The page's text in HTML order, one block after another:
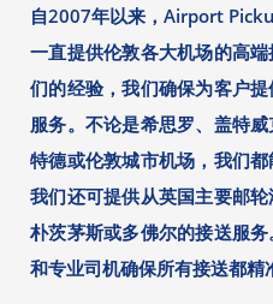
自2007年以来，Airport
一直提供伦敦各大机场的高
们的经验，我们确保为客户
服务。不论是希思罗、盖特
特德或伦敦城市机场，我们都
我们还可提供从英国主要邮轮
朴茨茅斯或多佛尔的接送服
和专业司机确保所有接送都精